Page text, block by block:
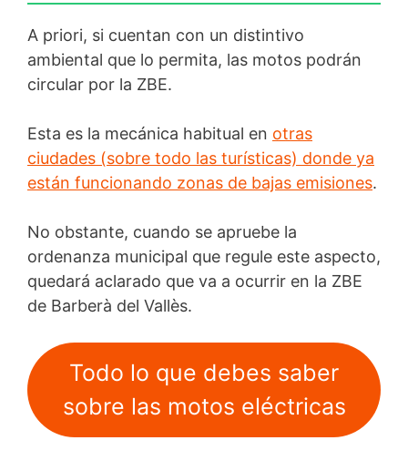
A priori, si cuentan con un distintivo
ambiental que lo permita, las motos podrán
circular por la ZBE.
Esta es la mecánica habitual en otras
ciudades (sobre todo las turísticas) donde ya
están funcionando zonas de bajas emisiones.
No obstante, cuando se apruebe la
ordenanza municipal que regule este aspecto,
quedará aclarado que va a ocurrir en la ZBE
de Barberà del Vallès.
Todo lo que debes saber
sobre las motos eléctricas